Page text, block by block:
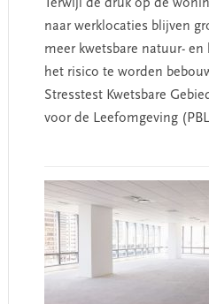
Terwijl de druk op de
naar werklocaties blijven
meer kwetsbare natuur- en
het risico te worden
Stresstest Kwetsbare
voor de Leefomgeving